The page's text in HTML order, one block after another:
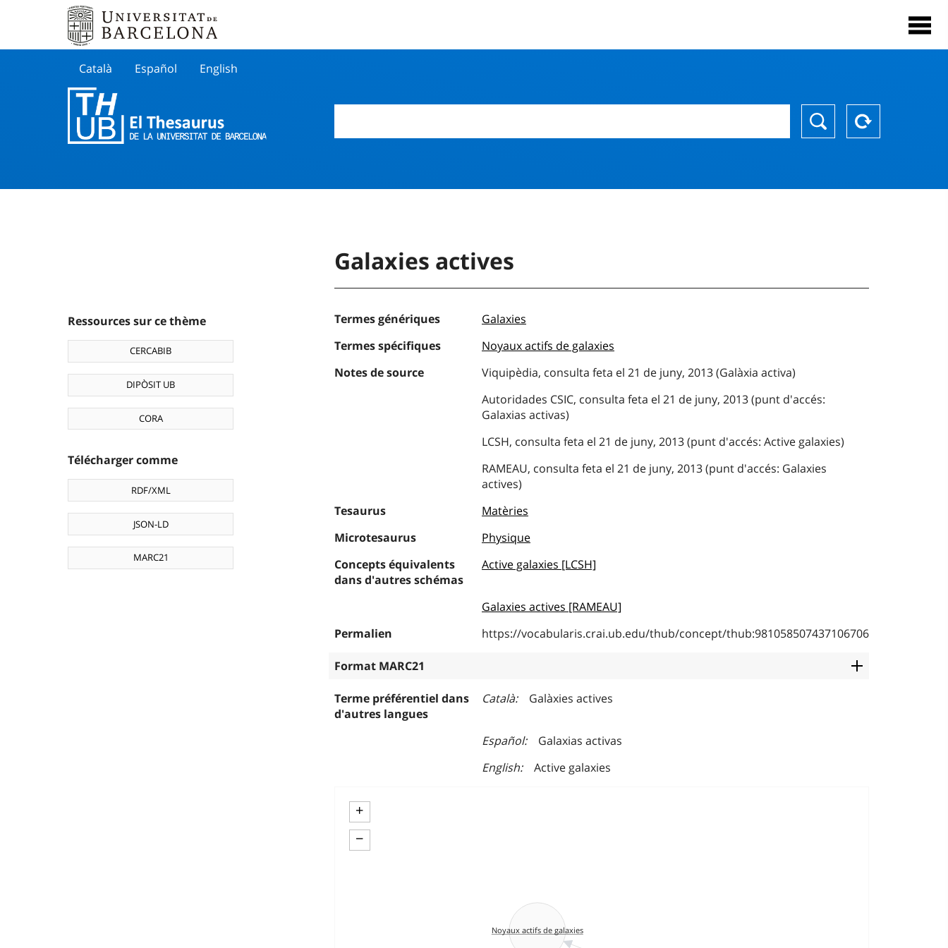
Català Español English
Ressources sur ce thème
CERCABIB
DIPÒSIT UB
CORA
Télécharger comme
RDF/XML
JSON-LD
MARC21
Galaxies actives
Termes génériques
Galaxies
Termes spécifiques
Noyaux actifs de galaxies
Notes de source
Viquipèdia, consulta feta el 21 de juny, 2013 (Galàxia activa)
Autoridades CSIC, consulta feta el 21 de juny, 2013 (punt d'accés:
Galaxias activas)
LCSH, consulta feta el 21 de juny, 2013 (punt d'accés: Active galaxies)
RAMEAU, consulta feta el 21 de juny, 2013 (punt d'accés: Galaxies
actives)
Tesaurus
Matèries
Microtesaurus
Physique
Concepts équivalents
dans d'autres schémas
Active galaxies [LCSH]
Galaxies actives [RAMEAU]
Permalien
https://vocabularis.crai.ub.edu/thub/concept/thub:981058507437106706
Format MARC21
Terme préférentiel dans
d'autres langues
Català Galàxies actives
Español
Galaxias activas
English
Active galaxies
+
−
Noyaux actifs de galaxies